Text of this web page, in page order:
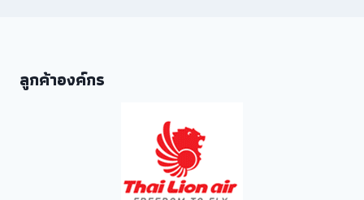
ลูกค้าองค์กร